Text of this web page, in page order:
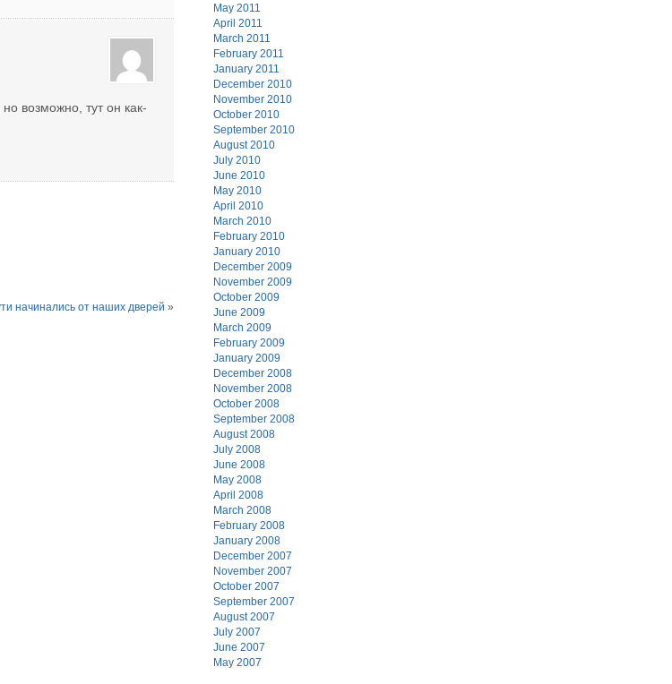
возможно, тут он как-
начинались от наших дверей »
May 2011
April 2011
March 2011
February 2011
January 2011
December 2010
November 2010
October 2010
September 2010
August 2010
July 2010
June 2010
May 2010
April 2010
March 2010
February 2010
January 2010
December 2009
November 2009
October 2009
June 2009
March 2009
February 2009
January 2009
December 2008
November 2008
October 2008
September 2008
August 2008
July 2008
June 2008
May 2008
April 2008
March 2008
February 2008
January 2008
December 2007
November 2007
October 2007
September 2007
August 2007
July 2007
June 2007
May 2007